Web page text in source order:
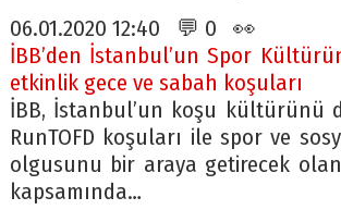
06.01.2020 12:40 💬 0 👀
İBB’den İstanbul’un Spor
etkinlik gece ve sabah koşuları
İBB, İstanbul’un koşu kültürünü
RunTOFD koşuları ile spor ve
olgusunu bir araya getirecek
kapsamında…